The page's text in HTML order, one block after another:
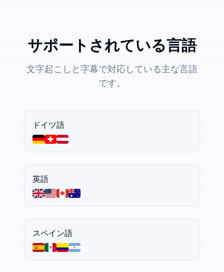
サポートされている言語
文字起こしと字幕で対応している主な言語
です。
ドイツ語
英語
スペイン語